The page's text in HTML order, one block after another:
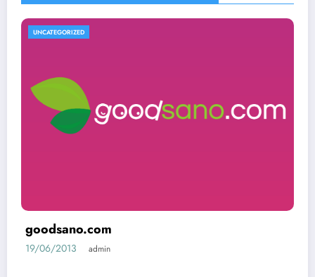
UNCATEGORIZED
goodsano.com
19/06/2013 admin